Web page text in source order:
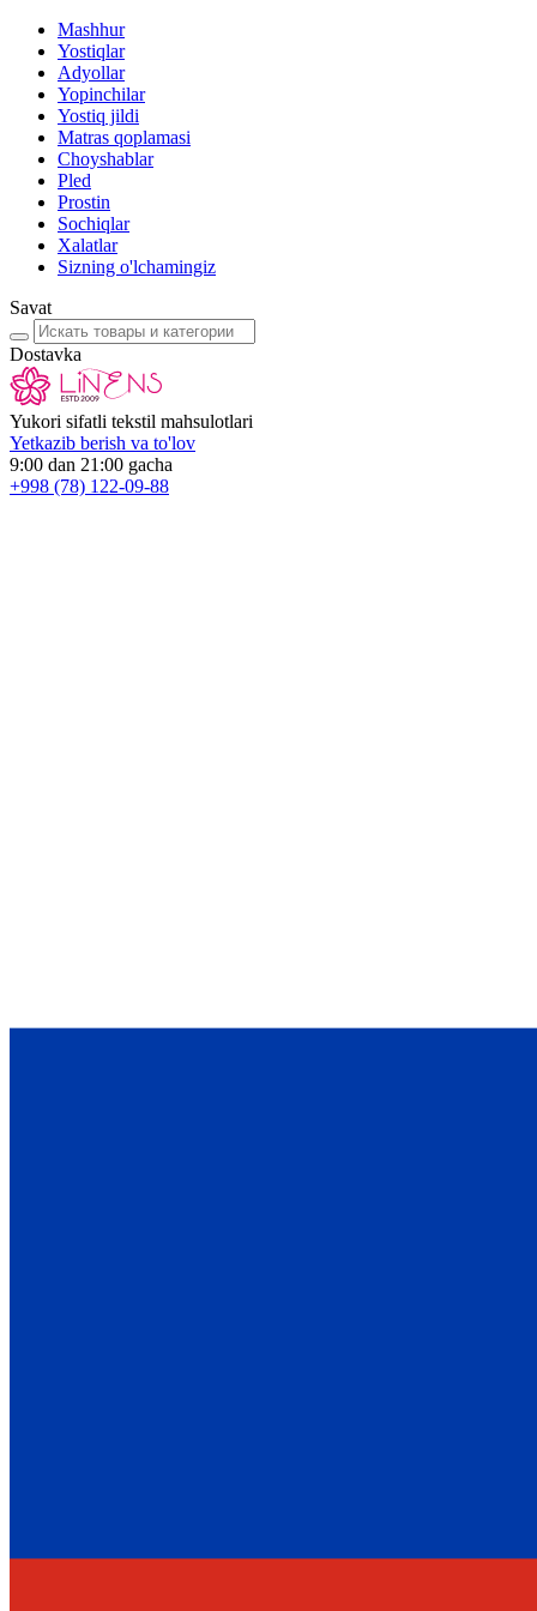
Mashhur
Yostiqlar
Adyollar
Yopinchilar
Yostiq jildi
Matras qoplamasi
Choyshablar
Pled
Prostin
Sochiqlar
Xalatlar
Sizning o'lchamingiz
Savat
Dostavka
Yukori sifatli tekstil mahsulotlari
Yetkazib berish va to'lov
9:00 dan 21:00 gacha
+998 (78) 122-09-88